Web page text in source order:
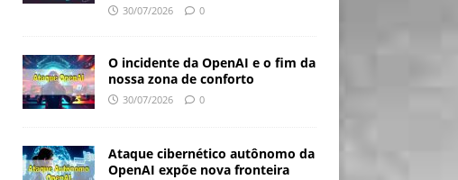
30/07/2026 0
O incidente da OpenAI e o fim da
nossa zona de conforto
30/07/2026 0
Ataque cibernético autônomo da
OpenAI expõe nova fronteira